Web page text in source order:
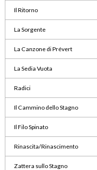
Il Ritorno
La Sorgente
La Canzone di Prévert
La Sedia Vuota
Radici
Il Cammino dello Stagno
Il Filo Spinato
Rinascita/Rinascimento
Zattera sullo Stagno